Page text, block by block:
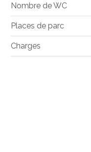
Nombre de WC
Places de parc
Charges